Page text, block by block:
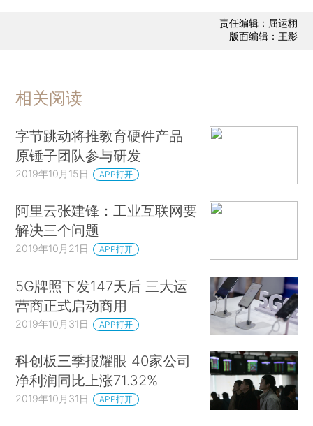
责任编辑：屈运栩
版面编辑：王影
相关阅读
字节跳动将推教育硬件产品
原锤子团队参与研发
2019年10月15日 APP打开
阿里云张建锋：工业互联网要
解决三个问题
2019年10月21日 APP打开
5G牌照下发147天后 三大运
营商正式启动商用
2019年10月31日 APP打开
科创板三季报耀眼 40家公司
净利润同比上涨71.32%
2019年10月31日 APP打开